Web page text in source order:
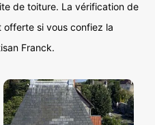
de toiture. La vérification de
offerte si vous confiez la
Franck.